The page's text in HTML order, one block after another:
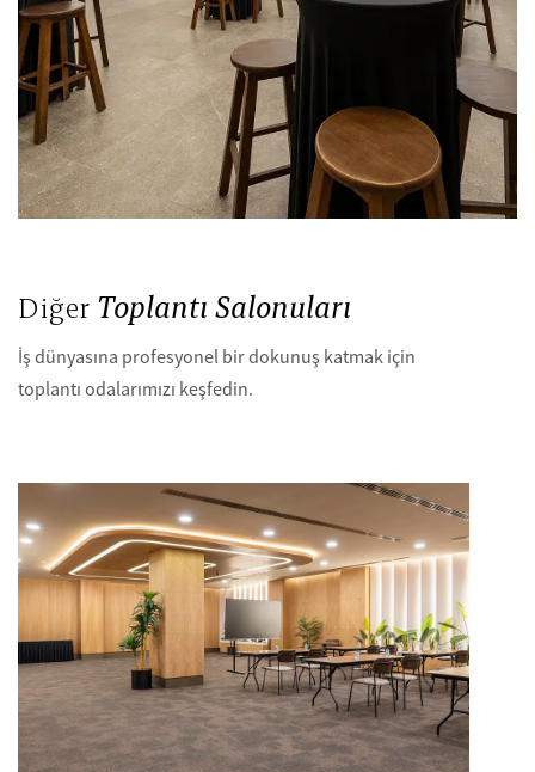
Diğer Toplantı Salonuları
İş dünyasına profesyonel bir dokunuş katmak için
toplantı odalarımızı keşfedin.